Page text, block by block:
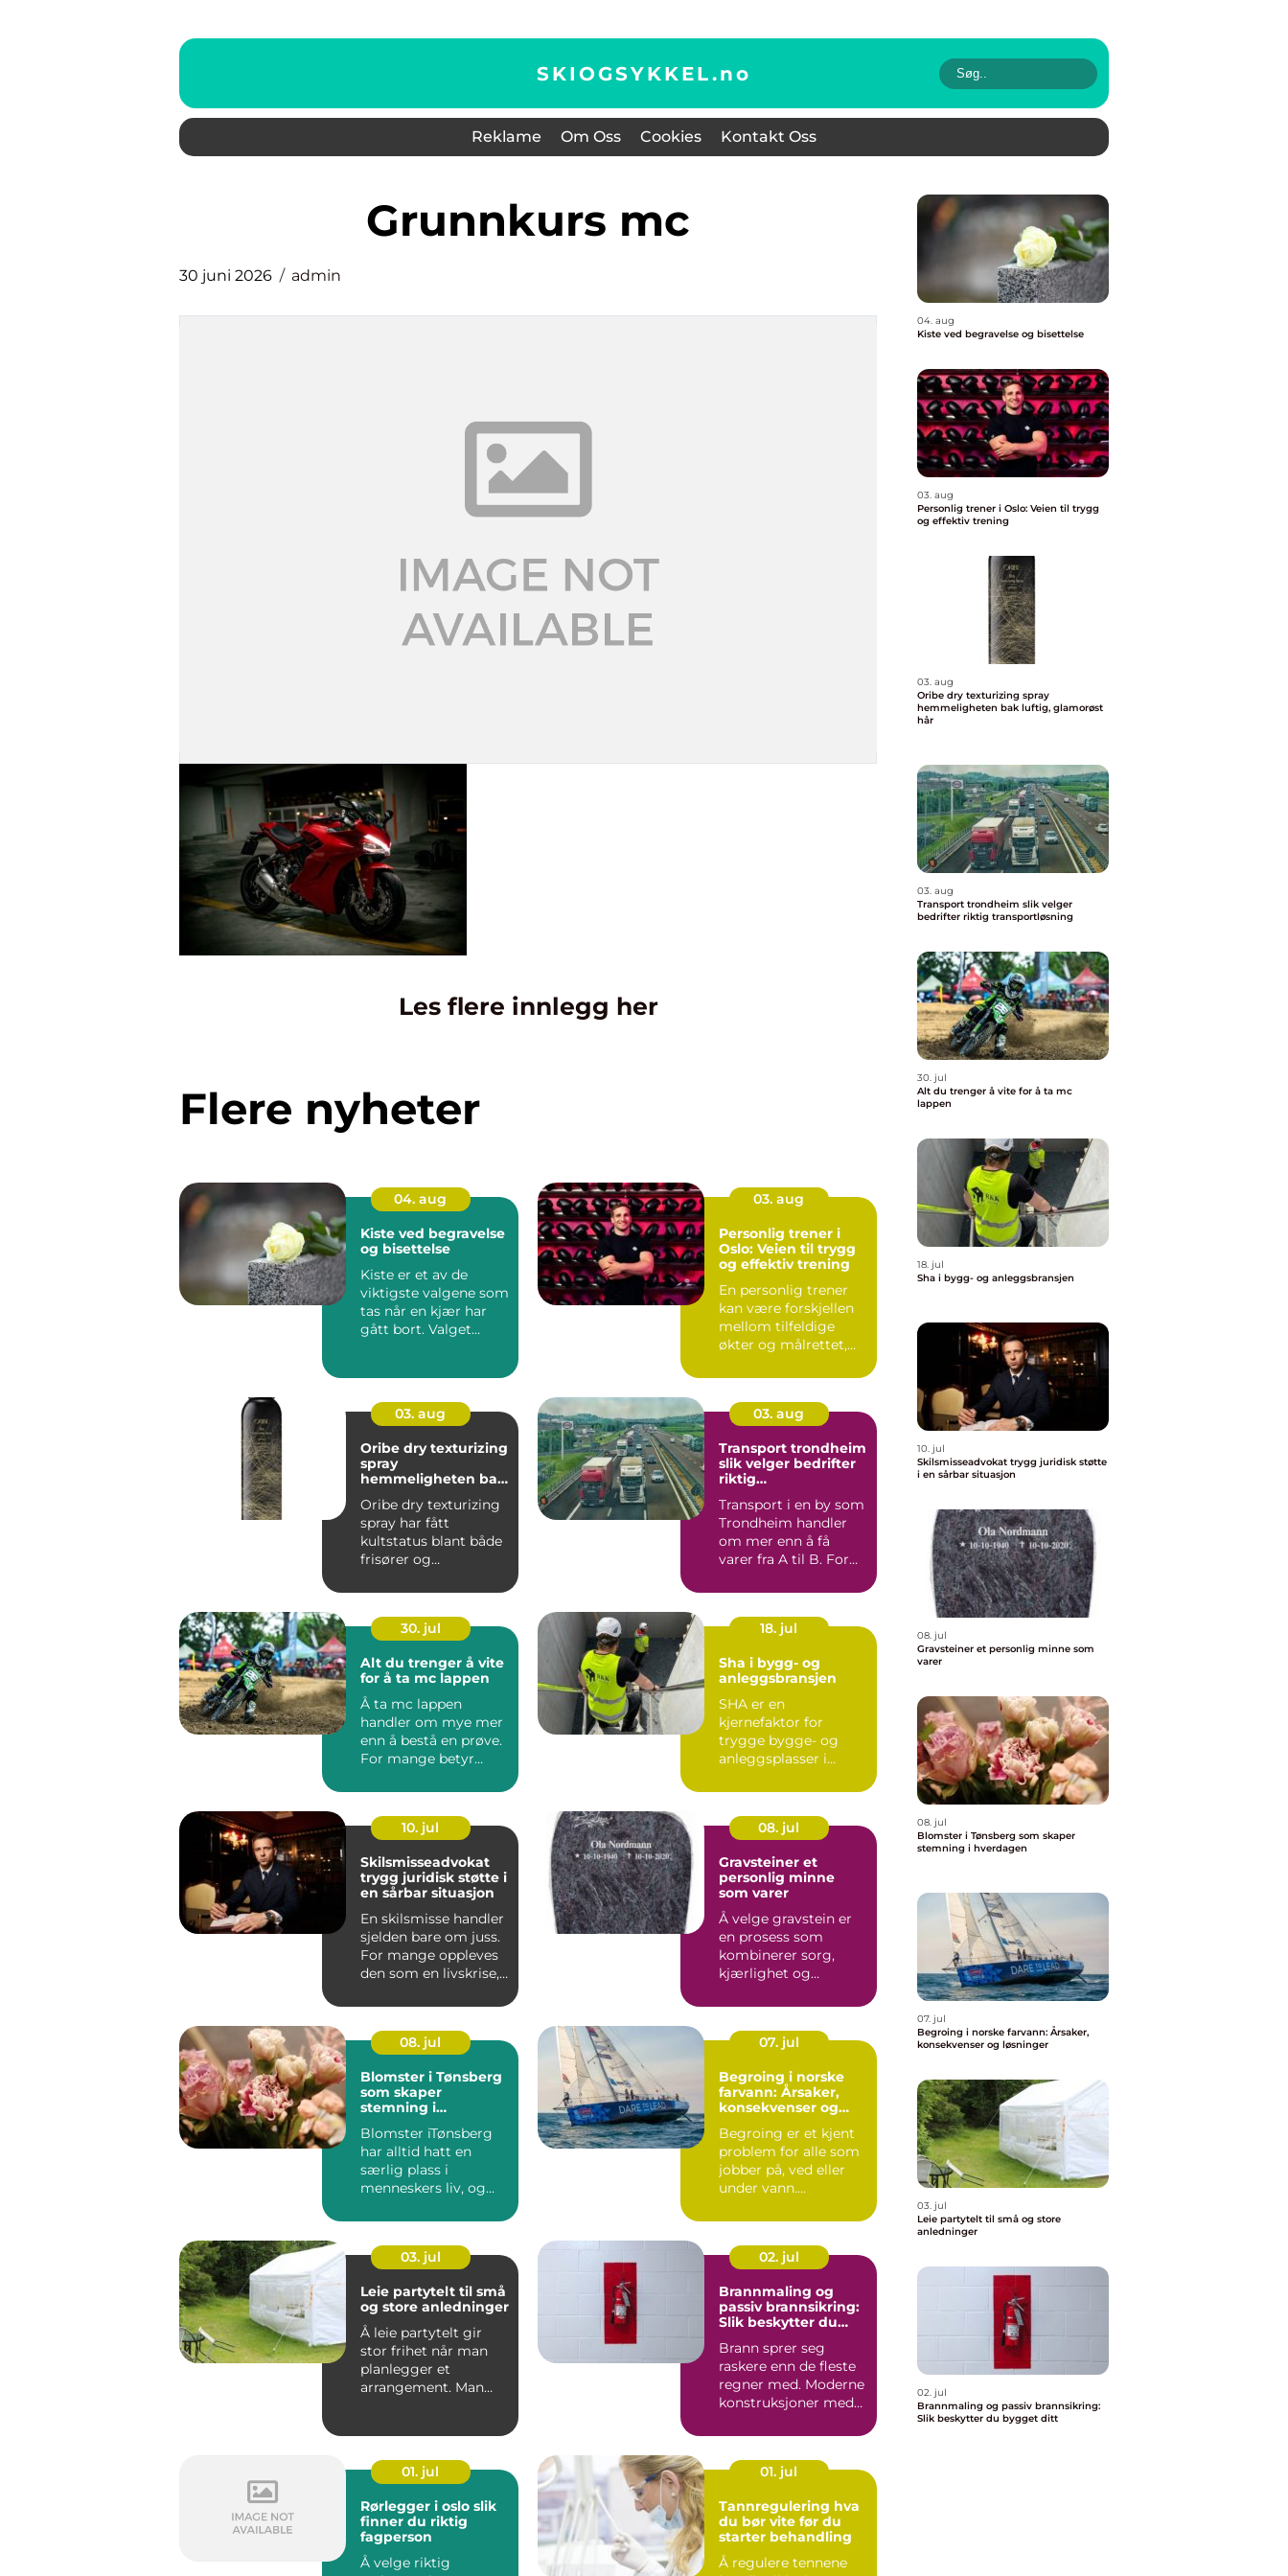
SKIOGSYKKEL.no
Reklame Om Oss Cookies Kontakt Oss
grunnkurs mc
30 juni 2026 admin
Les flere innlegg her
Flere nyheter
04. aug
Kiste ved begravelse
og bisettelse
Kiste er et av de
viktigste valgene som
tas når en kjær har
gått bort. Valget
03. aug
Personlig trener i
Oslo: Veien til trygg
og effektiv trening
En personlig trener
kan være forskjellen
mellom tilfeldige
økter og målrettet,
03. aug
Oribe dry texturizing
spray
hemmeligheten bak
Oribe dry texturizing
spray har fått
kultstatus blant både
frisører og
Mange beskriv...
03. aug
Transport trondheim
slik velger bedrifter
riktig
Transport i en by som
Trondheim handler
om mer enn å få
varer fra A til B. For
go...
30. jul
Alt du trenger å vite
for å ta mc lappen
Å ta mc lappen
handler om mye mer
enn å bestå en prøve.
For mange betyr
motorsykkel fri...
18. jul
Sha i bygg- og
anleggsbransjen
SHA er en
kjernefaktor for
trygge bygge- og
anleggsplasser i
handler om hvordan
arbe...
10. jul
Skilsmisseadvokat
trygg juridisk støtte i
en sårbar situasjon
En skilsmisse handler
sjelden bare om juss.
For mange oppleves
den som en livskrise,
08. jul
Gravsteiner et
personlig minne
som varer
Å velge gravstein er
en prosess som
kombinerer sorg,
kjærlighet og
opplever at...
08. jul
Blomster i Tønsberg
som skaper
stemning i
Blomster iTønsberg
har alltid hatt en
særlig plass i
menneskers liv, og
07. jul
Begroing i norske
farvann: Årsaker,
konsekvenser og
Begroing er et kjent
problem for alle som
jobber på, ved eller
under vann.
oppst&ari...
03. jul
Leie partytelt til små
og store anledninger
Å leie partytelt gir
stor frihet når man
planlegger et
arrangement. Man
02. jul
Brannmaling og
passiv brannsikring:
Slik beskytter du
Brann sprer seg
raskere enn de fleste
regner med. Moderne
konstruksjoner med
elekt...
01. jul
Rørlegger i oslo slik
finner du riktig
fagperson
Å velge riktig
01. jul
Tannregulering hva
du bør vite før du
starter behandling
Å regulere tennene
04. aug
Kiste ved begravelse og bisettelse
03. aug
Personlig trener i Oslo: Veien til trygg
og effektiv trening
03. aug
Oribe dry texturizing spray
hemmeligheten bak luftig, glamorøst
hår
03. aug
Transport trondheim slik velger
bedrifter riktig transportløsning
30. jul
Alt du trenger å vite for å ta mc
lappen
18. jul
Sha i bygg- og anleggsbransjen
10. jul
Skilsmisseadvokat trygg juridisk støtte
i en sårbar situasjon
08. jul
Gravsteiner et personlig minne som
varer
08. jul
Blomster i Tønsberg som skaper
stemning i hverdagen
07. jul
Begroing i norske farvann: Årsaker,
konsekvenser og løsninger
03. jul
Leie partytelt til små og store
anledninger
02. jul
Brannmaling og passiv brannsikring:
Slik beskytter du bygget ditt